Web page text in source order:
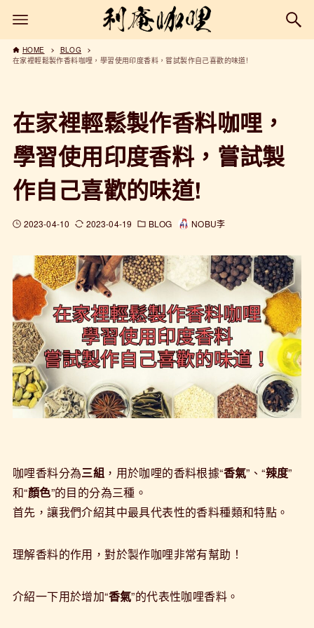
HOME
BLOG
在家裡輕鬆製作香料咖哩，學習使用印度香料，嘗試製作自己喜歡的味道!
在家裡輕鬆製作香料咖哩，
學習使用印度香料，嘗試製
作自己喜歡的味道!
2023-04-10 2023-04-19 BLOG NOBU李
咖哩香料分為三組 ，用於咖哩的香料根據“香氣”、“辣度”
和“顏色”的目的分為三種。
首先，讓我們介紹其中最具代表性的香料種類和特點。
理解香料的作用，對於製作咖哩非常有幫助！
介紹一下用於增加“香氣”的代表性咖哩香料。